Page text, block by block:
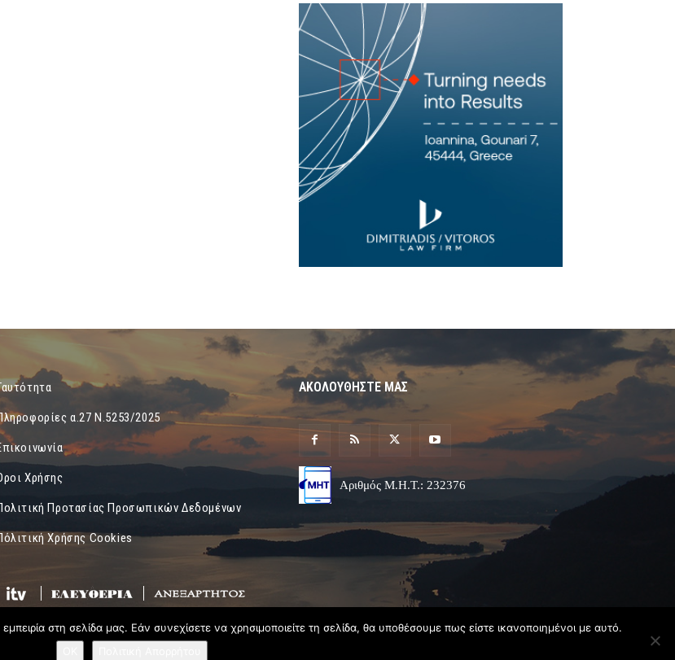
α.27 Ν.5253/2025
Χρήσης
Προτασίας Προσωπικών Δεδομένων
Χρήσης Cookies
ΑΚΟΛΟΥΘΗΣΤΕ ΜΑΣ
Αριθμός Μ.Η.Τ.: 232376
στη σελίδα μας. Εάν συνεχίσετε να χρησιμοποιείτε τη σελίδα, θα υποθέσουμε πως είστε ικανοποιημένοι με αυτό.